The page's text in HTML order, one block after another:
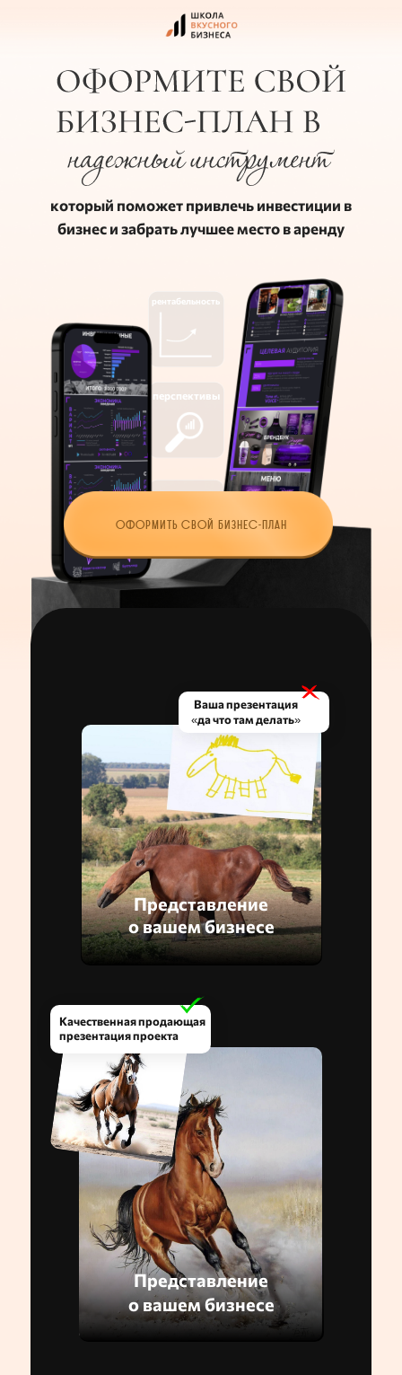
ОФОРМИТЬ СВОЙ БИЗНЕС-ПЛАН
рентабельность
перспективы
который поможет привлечь инвестиции в
бизнес и забрать лучшее место в аренду
Ваша презентация
«да что там делать»
Качественная продающая
презентация проекта
Представление
о вашем бизнесе
Представление
о вашем бизнесе
увеличивает ваши шансы на
получение субсидии, гранта
или выгодного места в
Качественная
презентациявлюбляет в
проект, раскрывает суть
проекта, его актуальность,
рентабельность и
перспективы.